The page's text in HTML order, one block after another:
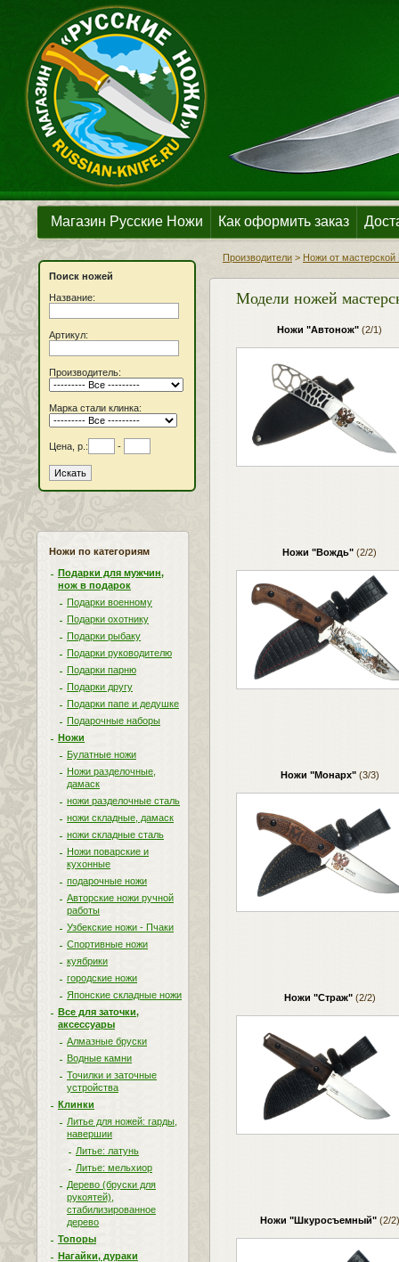
Магазин Русские Ножи Как оформить заказ
Поиск ножей
Название:
Артикул:
Производитель:
Марка стали клинка:
Цена, р.: -
Ножи по категориям
Подарки для мужчин,
нож в подарок
Подарки военному
Подарки охотнику
Подарки рыбаку
Подарки руководителю
Подарки парню
Подарки другу
Подарки папе и дедушке
Подарочные наборы
Ножи
Булатные ножи
Ножи разделочные,
дамаск
ножи разделочные сталь
ножи складные, дамаск
ножи складные сталь
Ножи поварские и
кухонные
подарочные ножи
Авторские ножи ручной
работы
Узбекские ножи - Пчаки
Спортивные ножи
куябрики
городские ножи
Японские складные ножи
Все для заточки,
аксессуары
Алмазные бруски
Водные камни
Точилки и заточные
устройства
Клинки
Литье для ножей: гарды,
навершии
Литье: латунь
Литье: мельхиор
Дерево (бруски для
рукоятей),
стабилизированное
дерево
Топоры
Нагайки, дураки
Производители > Ножи от
Модели ножей
Ножи "Автонож" (2/1)
Ножи "Вождь" (2/2)
Ножи "Монарх"(3/3)
Ножи "Страж"(2/2)
Ножи "Шкуросъемный"(2/2)